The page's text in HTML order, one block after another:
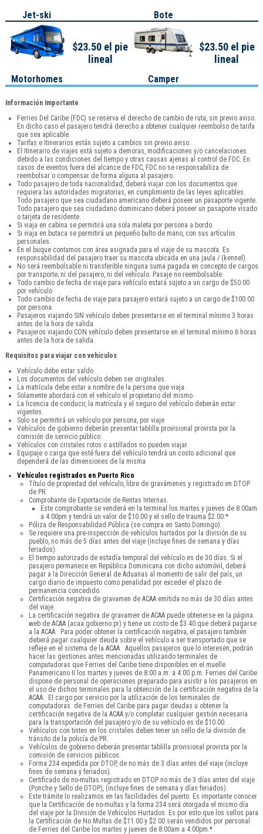
Jet-ski Bote
Motorhomes
$23.50 el pie
lineal
Camper
$23.50 el pie
lineal
Información Importante
Ferries Del Caribe (FDC) se reserva el derecho de cambio de ruta, sin previo aviso.
En dicho caso el pasajero tendrá derecho a obtener cualquier reembolso de tarifa
que sea aplicable.
Tarifas e Itinerarios están sujeto a cambios sin previo aviso.
El Itinerario de viajes está sujeto a demoras, modificaciones y/o cancelaciones
debido a las condiciones del tiempo y otras causas ajenas al control de FDC. En
casos de eventos fuera del alcance de FDC, FDC no se responsabiliza de
reembolsar o compensar de forma alguna al pasajero.
Todo pasajero de toda nacionalidad, deberá viajar con los documentos que
requiera las autoridades migratorias, en cumplimiento de las leyes aplicables.
Todo pasajero que sea ciudadano americano deberá poseer un pasaporte vigente.
Todo pasajero que sea ciudadano dominicano deberá poseer un pasaporte visado
o tarjeta de residente.
Si viaja en cabina se permitirá una sola maleta por persona a bordo.
Si viaja en butaca se permitirá un pequeño bulto de mano, con sus artículos
personales.
En el buque contamos con área asignada para el viaje de su mascota. Es
responsabilidad del pasajero traer su mascota ubicada en una jaula / (kennel).
No será reembolsable ni transferible ninguna suma pagada en concepto de cargos
por transporte; ni del pasajero, ni del vehículo. Pasaje no reembolsable.
Todo cambio de fecha de viaje para vehículo estará sujeto a un cargo de $50.00
por vehículo
Todo cambio de fecha de viaje para pasajero estará sujeto a un cargo de $100.00
por persona.
Pasajeros viajando SIN vehículo deben presentarse en el terminal mínimo 3 horas
antes de la hora de salida.
Pasajeros viajando CON vehículo deben presentarse en el terminal mínimo 6 horas
antes de la hora de salida.
Requisitos para viajar con vehículos
Vehículo debe estar saldo
Los documentos del vehículo deben ser originales.
La matrícula debe estar a nombre de la persona que viaja.
Solamente abordará con el vehículo el propietario del mismo.
La licencia de conducir, la matrícula y el seguro del vehículo deberán estar
vigentes.
Solo se permitirá un vehículo por persona, por viaje
Vehículos de gobierno deberán presentar tablilla provisional provista por la
comisión de servicio público.
Vehículos con cristales rotos o astillados no pueden viajar.
Equipaje o carga que esté fuera del vehículo tendrá un costo adicional que
dependerá de las dimensiones de la misma
Vehículos registrados en Puerto Rico
Título de propiedad del vehículo, libre de gravámenes y registrado en DTOP
de PR.
Comprobante de Exportación de Rentas Internas.
Este comprobante se venderá en la terminal los martes y jueves de 8:00am
a 4:00pm y tendrá un valor de $10.00 y el sello de trauma $2.00.*
Póliza de Responsabilidad Pública (se compra en Santo Domingo).
Se requiere una pre-inspección de vehículos hurtados por la división de su
pueblo, no más de 5 días antes del viaje (incluye fines de semana y días
feriados).
El tiempo autorizado de estadía temporal del vehículo es de 30 días. Si el
pasajero permanece en República Dominicana con dicho automóvil, deberá
pagar a la Dirección General de Aduanas al momento de salir del país, un
cargo diario de impuesto como penalidad por exceder el plazo de
permanencia concedido.
Certificación negativa de gravamen de ACAA emitida no más de 30 días antes
del viaje.
La certificación negativa de gravamen de ACAA puede obtenerse en la página
web de ACAA (acaa.gobierno.pr) y tiene un costo de $3.40 que deberá pagarse
a la ACAA. Para poder obtener la certificación negativa, el pasajero también
deberá pagar cualquier deuda sobre el vehículo a ser transportado que se
refleje en el sistema de la ACAA. Aquellos pasajeros que lo interesen, podrán
hacer las gestiones antes mencionadas utilizando terminales de
computadoras que Ferries del Caribe tiene disponibles en el muelle
Panamericano II los martes y jueves de 8:00 a.m. a 4:00 p.m. Ferries del Caribe
dispone de personal de operaciones preparado para asistir a los pasajeros en
el uso de dichos terminales para la obtención de la certificación negativa de la
ACAA. El cargo por servicio por la utilización de los terminales de
computadoras de Ferries del Caribe para pagar deudas u obtener la
certificación negativa de la ACAA y/o completar cualquier gestión necesaria
para la transportación del pasajero y/o de su vehículo es de $10.00.
Vehículos con tintes en los cristales deben tener un sello de la división de
tránsito de la policía de PR.
Vehículos de gobierno deberán presentar tablilla provisional provista por la
comisión de servicios públicos.
Forma 234 expedida por DTOP, de no más de 3 días antes del viaje (incluye
fines de semana y feriados).
Certificado de no-multas registrado en DTOP no más de 3 días antes del viaje
(Ponche y Sello de DTOP), (incluye fines de semana y días feriados).
Este trámite lo realizamos en las facilidades del puerto. Es importante conocer
que la Certificación de no-multas y la forma 234 será otorgada el mismo día
del viaje por la División de Vehículos Hurtados. Es por esto que los sellos para
la Certificación de No Multas de $11.00 y $2.00 serán vendidos por personal
de Ferries del Caribe los martes y jueves de 8:00am a 4:00pm.*